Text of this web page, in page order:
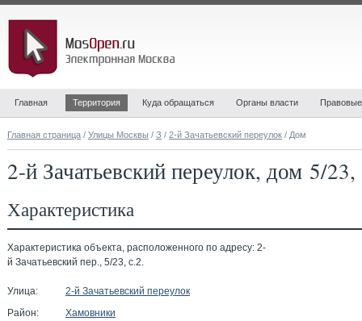
Главная Территория Куда обращаться Органы власти
Главная страница / Улицы Москвы / З / 2-й Зачатьевский переулок / Дом
2-й Зачатьевский переулок, дом 5/
Характеристика
Характеристика объекта, расположенного по адресу: 2-
й Зачатьевский пер., 5/23, с.2.
Улица:
2-й Зачатьевский переулок
Район:
Хамовники